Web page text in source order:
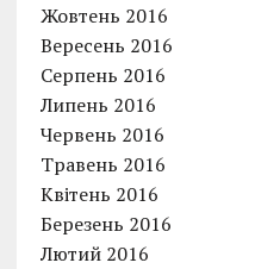
Жовтень 2016
Вересень 2016
Серпень 2016
Липень 2016
Червень 2016
Травень 2016
Квітень 2016
Березень 2016
Лютий 2016